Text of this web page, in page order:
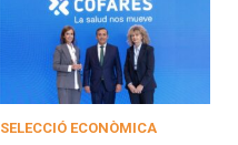
SELECCIÓ ECONÒMICA